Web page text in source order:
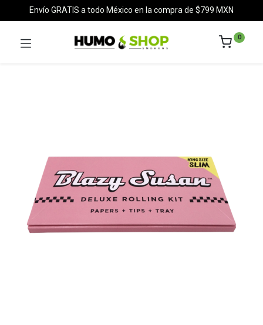
Envío GRATIS a todo México en la compra de $799 MXN
0